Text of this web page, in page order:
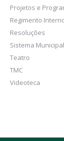
Projetos e
Regimento
Resoluções
Sistema
Teatro
TMC
Videoteca